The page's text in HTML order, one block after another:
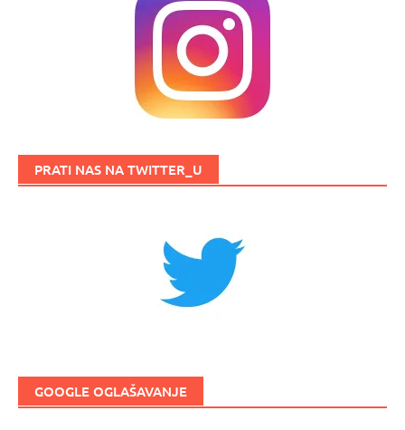
PRATI NAS NA TWITTER_U
GOOGLE OGLAŠAVANJE